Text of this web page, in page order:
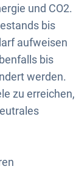
und CO2.
bis
aufweisen
bis
werden.
zu erreichen,